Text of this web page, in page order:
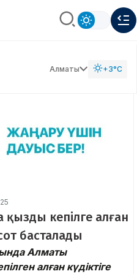
Алматы +3°C
кепілге алған
басталады
Алматы
алған күдіктіге